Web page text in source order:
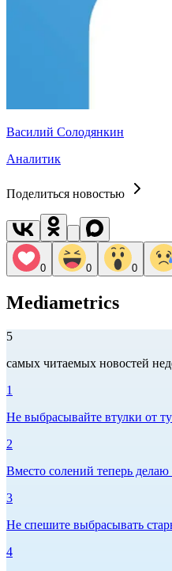
Василий Солодянкин
Аналитик
Поделиться новостью
0 0 0
Mediametrics
5
самых читаемых новостей
1
Не выбрасывайте втулки от
2
Вместо солений теперь
3
Не спешите выбрасывать
4